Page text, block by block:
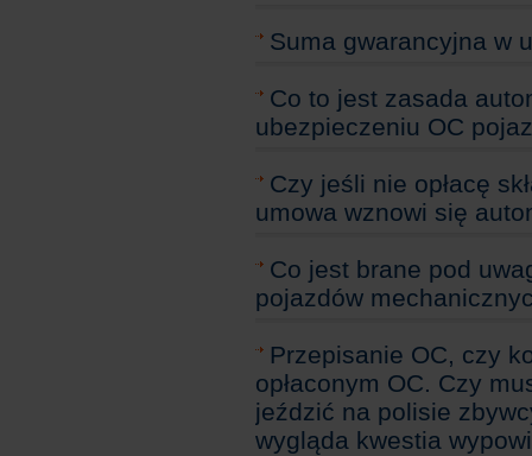
Suma gwarancyjna w
Co to jest zasada
ubezpieczeniu OC
Czy jeśli nie opłacę
umowa wznowi się
Co jest brane pod
pojazdów
Przepisanie OC, czy
opłaconym OC. Czy
jeździć na polisie
wygląda kwestia